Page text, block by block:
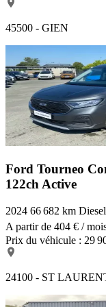
45500 - GIEN
Ford Tourneo
122ch Active
2024 66 682 km Diesel
A partir de 404 € /
Prix du véhicule : 29
24100 - ST